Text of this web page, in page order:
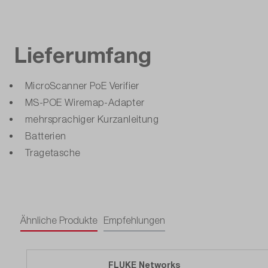
Lieferumfang
MicroScanner PoE Verifier
MS-POE Wiremap-Adapter
mehrsprachiger Kurzanleitung
Batterien
Tragetasche
Ähnliche Produkte Empfehlungen
FLUKE Networks